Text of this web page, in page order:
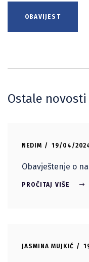
OBAVIJEST
Ostale novosti
NEDIM 19/04/
Obavještenje o
PROČITAJ VIŠE
JASMINA MUJKIĆ